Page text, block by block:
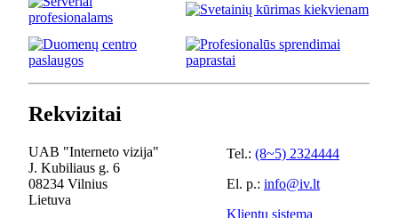
Rekvizitai
UAB "Interneto vizija"
J. Kubiliaus g. 6
08234 Vilnius
Lietuva
Tel.: (8~5) 2324444
El. p.: info@iv.lt
Klientų sistema